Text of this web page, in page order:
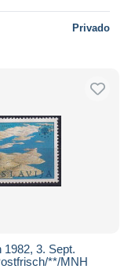
Privado
1982, 3. Sept.
**/MNH